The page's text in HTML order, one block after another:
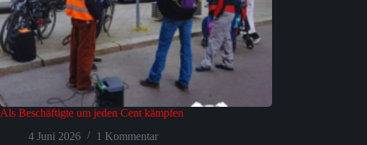
Als Beschäftigte um jeden Cent kämpfen
4 Juni 2026
1 Kommentar